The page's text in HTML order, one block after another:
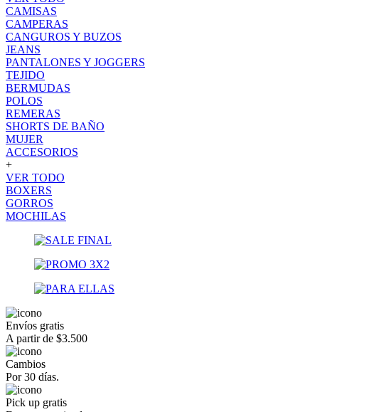
CAMISAS
CAMPERAS
CANGUROS Y BUZOS
JEANS
PANTALONES Y JOGGERS
TEJIDO
BERMUDAS
POLOS
REMERAS
SHORTS DE BAÑO
MUJER
ACCESORIOS
+
VER TODO
BOXERS
GORROS
MOCHILAS
Envíos gratis
A partir de $3.500
Cambios
Por 30 días.
Pick up gratis